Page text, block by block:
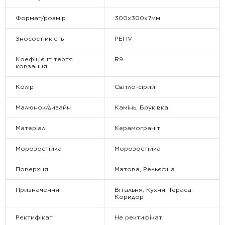
Формат/розмір 300х300х7мм
Зносостійкість PEI IV
Коефіцієнт тертя
ковзання
R9
Колір Світло-сірий
Малюнок/дизайн Камінь, Бруківка
Матеріал Керамограніт
Морозостійка Морозостійка
Поверхня Матова, Рельєфна
Призначення
Вітальня, Кухня, Тераса,
Коридор
Ректифікат Не ректифікат